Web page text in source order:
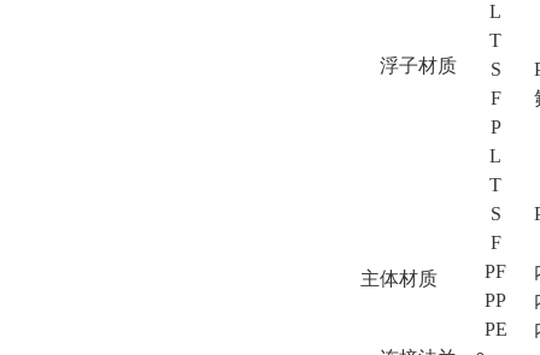
浮子材质
L
T
S
F
主体材质
P
L
T
S
F
PF
PP
PE